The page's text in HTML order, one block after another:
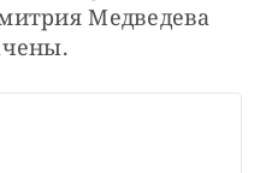
Медведева